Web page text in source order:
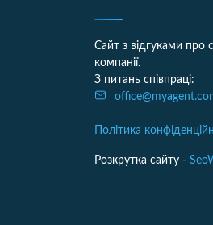
Сайт з відгуками про
компанії.
З питань співпраці:
Політика
Розкрутка сайту -